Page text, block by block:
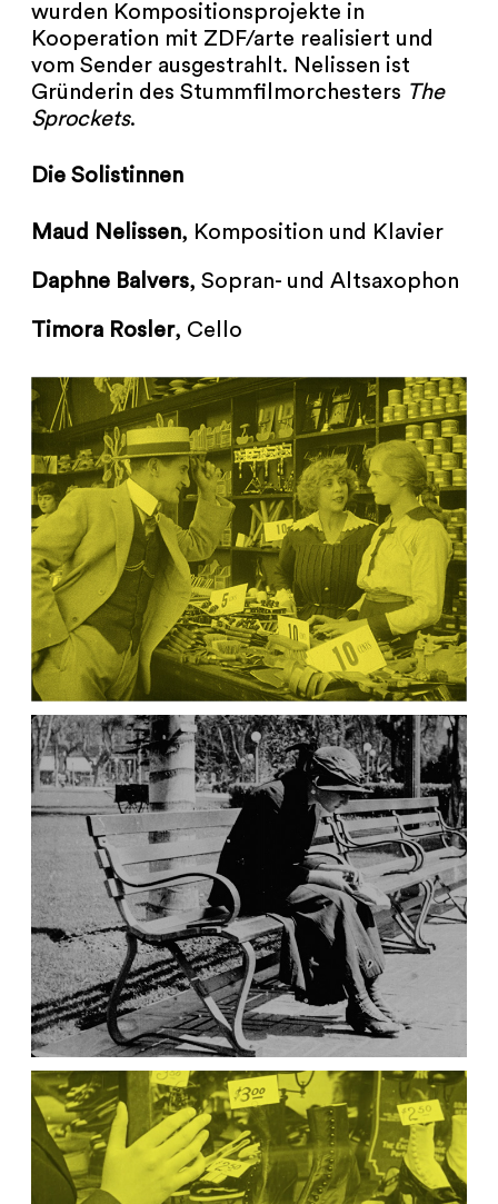
wurden Kompositionsprojekte in
Kooperation mit ZDF/arte realisiert und
vom Sender ausgestrahlt. Nelissen ist
Gründerin des Stummfilmorchesters The
Sprockets.
Die Solistinnen
Maud Nelissen, Komposition und Klavier
Daphne Balvers, Sopran- und Altsaxophon
Timora Rosler, Cello